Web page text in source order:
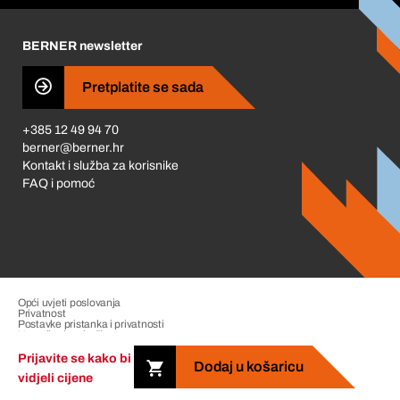
Prijavite se kako bi
vidjeli cijene
Dodaj u košaricu
Business Conduct
BERNER newsletter
Pretplatite se sada
+385 12 49 94 70
berner@berner.hr
Kontakt i služba za korisnike
FAQ i pomoć
Copyright &copy; 2026 The Berner Group. All rights reserved.
Opći uvjeti poslovanja
Privatnost
Postavke pristanka i privatnosti
Upravljanje pritužbama